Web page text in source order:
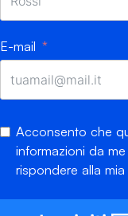
E-mail
Acconsento che
informazioni da
rispondere alla